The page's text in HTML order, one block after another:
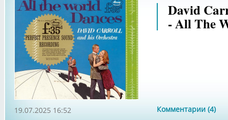
David
- All The
Комментарии (4)
19.07.2025 16:52